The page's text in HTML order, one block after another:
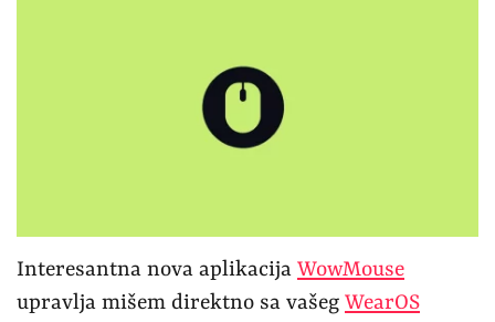
Interesantna nova aplikacija WowMouse
upravlja mišem direktno sa vašeg WearOS